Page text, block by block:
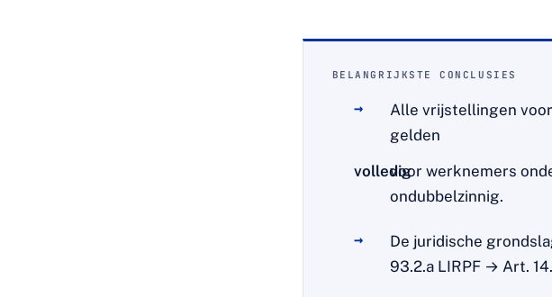
BELANGRIJKSTE CONCLUSIES
Alle vrijstellingen
gelden
volledigvoor werknemers
ondubbelzinnig.
De juridische
93.2.a LIRPF → Art.